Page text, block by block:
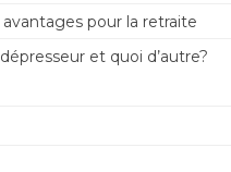
pour la retraite
et quoi d’autre?